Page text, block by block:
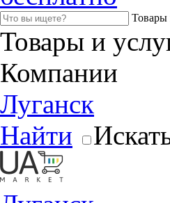
Товары
Товары и
Компании
Луганск
Найти